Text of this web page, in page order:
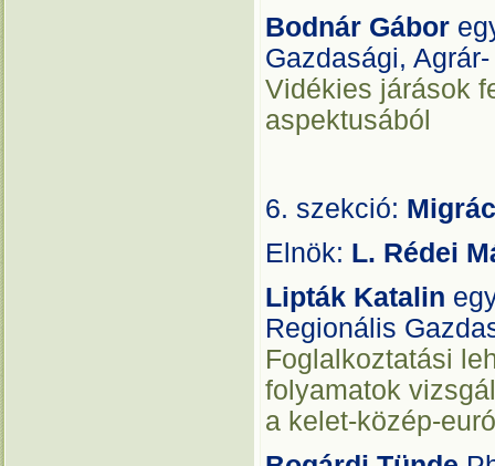
Bodnár Gábor
Gazdasági,
Vidékies járások
aspektusából
6. szekció:
Elnök: L. Rédei
Lipták Katalin
Regionális
Foglalkoztatási
folyamatok
a kelet-közép-